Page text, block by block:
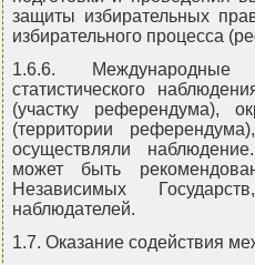
защиты избирательных
избирательного процесса
1.6.6.
статистического
(участку референдума),
(территории
осуществляли
может быть
Независимых
наблюдателей.
1.7. Оказание содействия